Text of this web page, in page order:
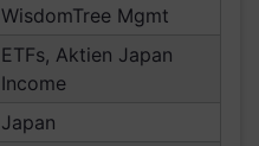
WisdomTree Mgmt
ETFs, Aktien Japan
Income
Japan